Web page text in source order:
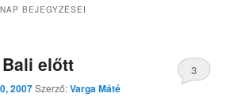
BEJEGYZÉSEI
előtt
2007Szerző:Varga Máté
3